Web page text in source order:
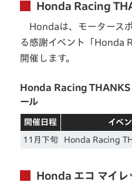
Honda Racing
Hondaは、モータース
る感謝イベント「Honda
開催します。
Honda Racing THANKS
ール
開催日程 イベ
11月下旬 Honda Racing
Honda エコ マイ